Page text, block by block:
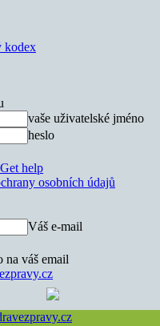
kodex
vaše uživatelské jméno
heslo
help
osobních údajů
Váš e-mail
na váš email